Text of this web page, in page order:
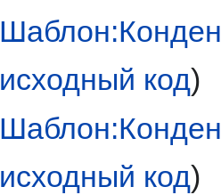
исходный код)
исходный код)